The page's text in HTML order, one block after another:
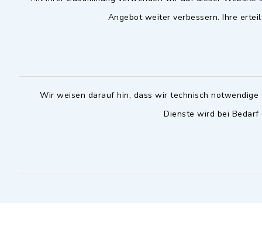
Angebot weiter verbessern. Ihre
Wir weisen darauf hin, dass wir technisch
Dienste wird bei
09102 9958-111
Notfallnummer Bauhof
Dienstag
16.30 bis
möglich -